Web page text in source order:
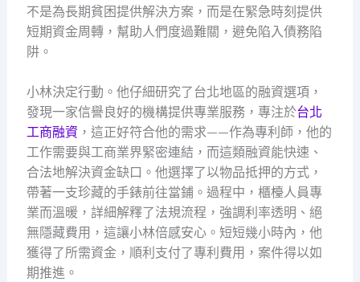
不是為長期貧困提供解決方案，而是在緊急時刻提供
短期資金周轉，幫助人們度過難關，避免陷入債務陷
阱。
小林決定行動。他仔細研究了台北地區的融資選項，
發現一家信譽良好的機構提供專業服務，專注於台北
工商融資 ，這正好符合他的需求——作為專利師，他的
工作需要與工商業界緊密連結，而這類融資能快速、
合法地解決資金缺口。他選擇了以物品抵押的方式，
帶著一支珍藏的手錶前往當鋪。過程中，櫃檯人員專
業而溫暖，詳細解釋了法規流程，強調利率透明、絕
無隱藏費用，這讓小林倍感安心。短短幾小時內，他
獲得了所需資金，順利支付了專利費用，案件得以如
期推進。